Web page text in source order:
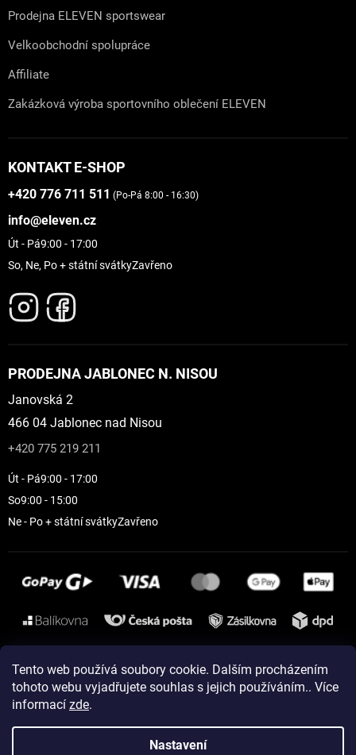
Tento web používá soubory cookie. Dalším procházením
tohoto webu vyjadřujete souhlas s jejich používáním.. Více
informací zde.
Nastavení
Prodejna ELEVEN sportswear
Velkoobchodní spolupráce
Affiliate
Zakázková výroba sportovního oblečení ELEVEN
KONTAKT E-SHOP
+420 776 711 511 (Po-Pá 8:00 - 16:30)
info@eleven.cz
Út - Pá9:00 - 17:00
So, Ne, Po + státní svátkyZavřeno
PRODEJNA JABLONEC N. NISOU
Janovská 2
466 04 Jablonec nad Nisou
+420 775 219 211
Út - Pá9:00 - 17:00
So9:00 - 15:00
Ne - Po + státní svátkyZavřeno
Instagram
Vytvořil Shoptet